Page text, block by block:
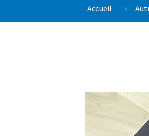
Accueil